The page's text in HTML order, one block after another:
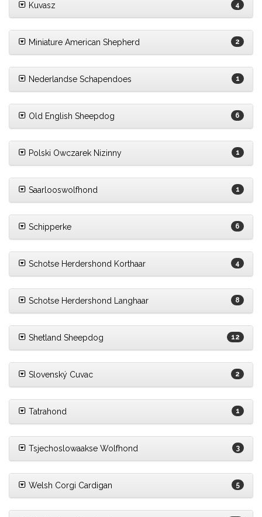
Kuvasz 4
Miniature American Shepherd 2
Nederlandse Schapendoes 1
Old English Sheepdog 6
Polski Owczarek Nizinny 1
Saarlooswolfhond 1
Schipperke 6
Schotse Herdershond Korthaar 4
Schotse Herdershond Langhaar 8
Shetland Sheepdog 12
Slovenský Cuvac 2
Tatrahond 1
Tsjechoslowaakse Wolfhond 3
Welsh Corgi Cardigan 5